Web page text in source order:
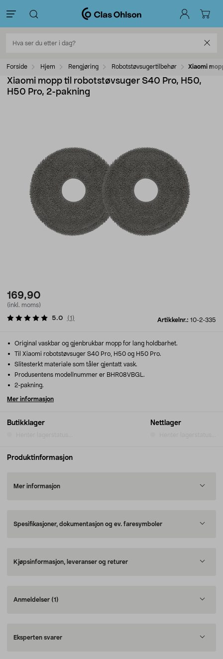
Forside Hjem Rengjøring Robotstøvsugertilbehør Xiaomi
Xiaomi mopp til robotstøvsuger S40 Pro, H50,
H50 Pro, 2-pakning
169,90
(inkl. moms)
Artikkelnr.: 10-2-335
5.0 (1 )
Butikklager Nettlager
Original vaskbar og gjenbrukbar mopp for lang holdbarhet.
Til Xiaomi robotstøvsuger S40 Pro, H50 og H50 Pro.
Slitesterkt materiale som tåler gjentatt vask.
Produsentens modellnummer er BHR08VBGL.
2-pakning.
Mer informasjon
Produktinformasjon
Mer informasjon
Spesifikasjoner, dokumentasjon og ev. faresymboler
Kjøpsinformasjon, leveranser og returer
Anmeldelser (1)
Eksperten svarer